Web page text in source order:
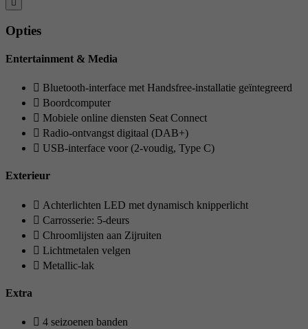
Opties
Entertainment & Media
Bluetooth-interface met Handsfree-installatie geïntegreerd
Boordcomputer
Mobiele online diensten Seat Connect
Radio-ontvangst digitaal (DAB+)
USB-interface voor (2-voudig, Type C)
Exterieur
Achterlichten LED met dynamisch knipperlicht
Carrosserie: 5-deurs
Chroomlijsten aan Zijruiten
Lichtmetalen velgen
Metallic-lak
Extra
4 seizoenen banden